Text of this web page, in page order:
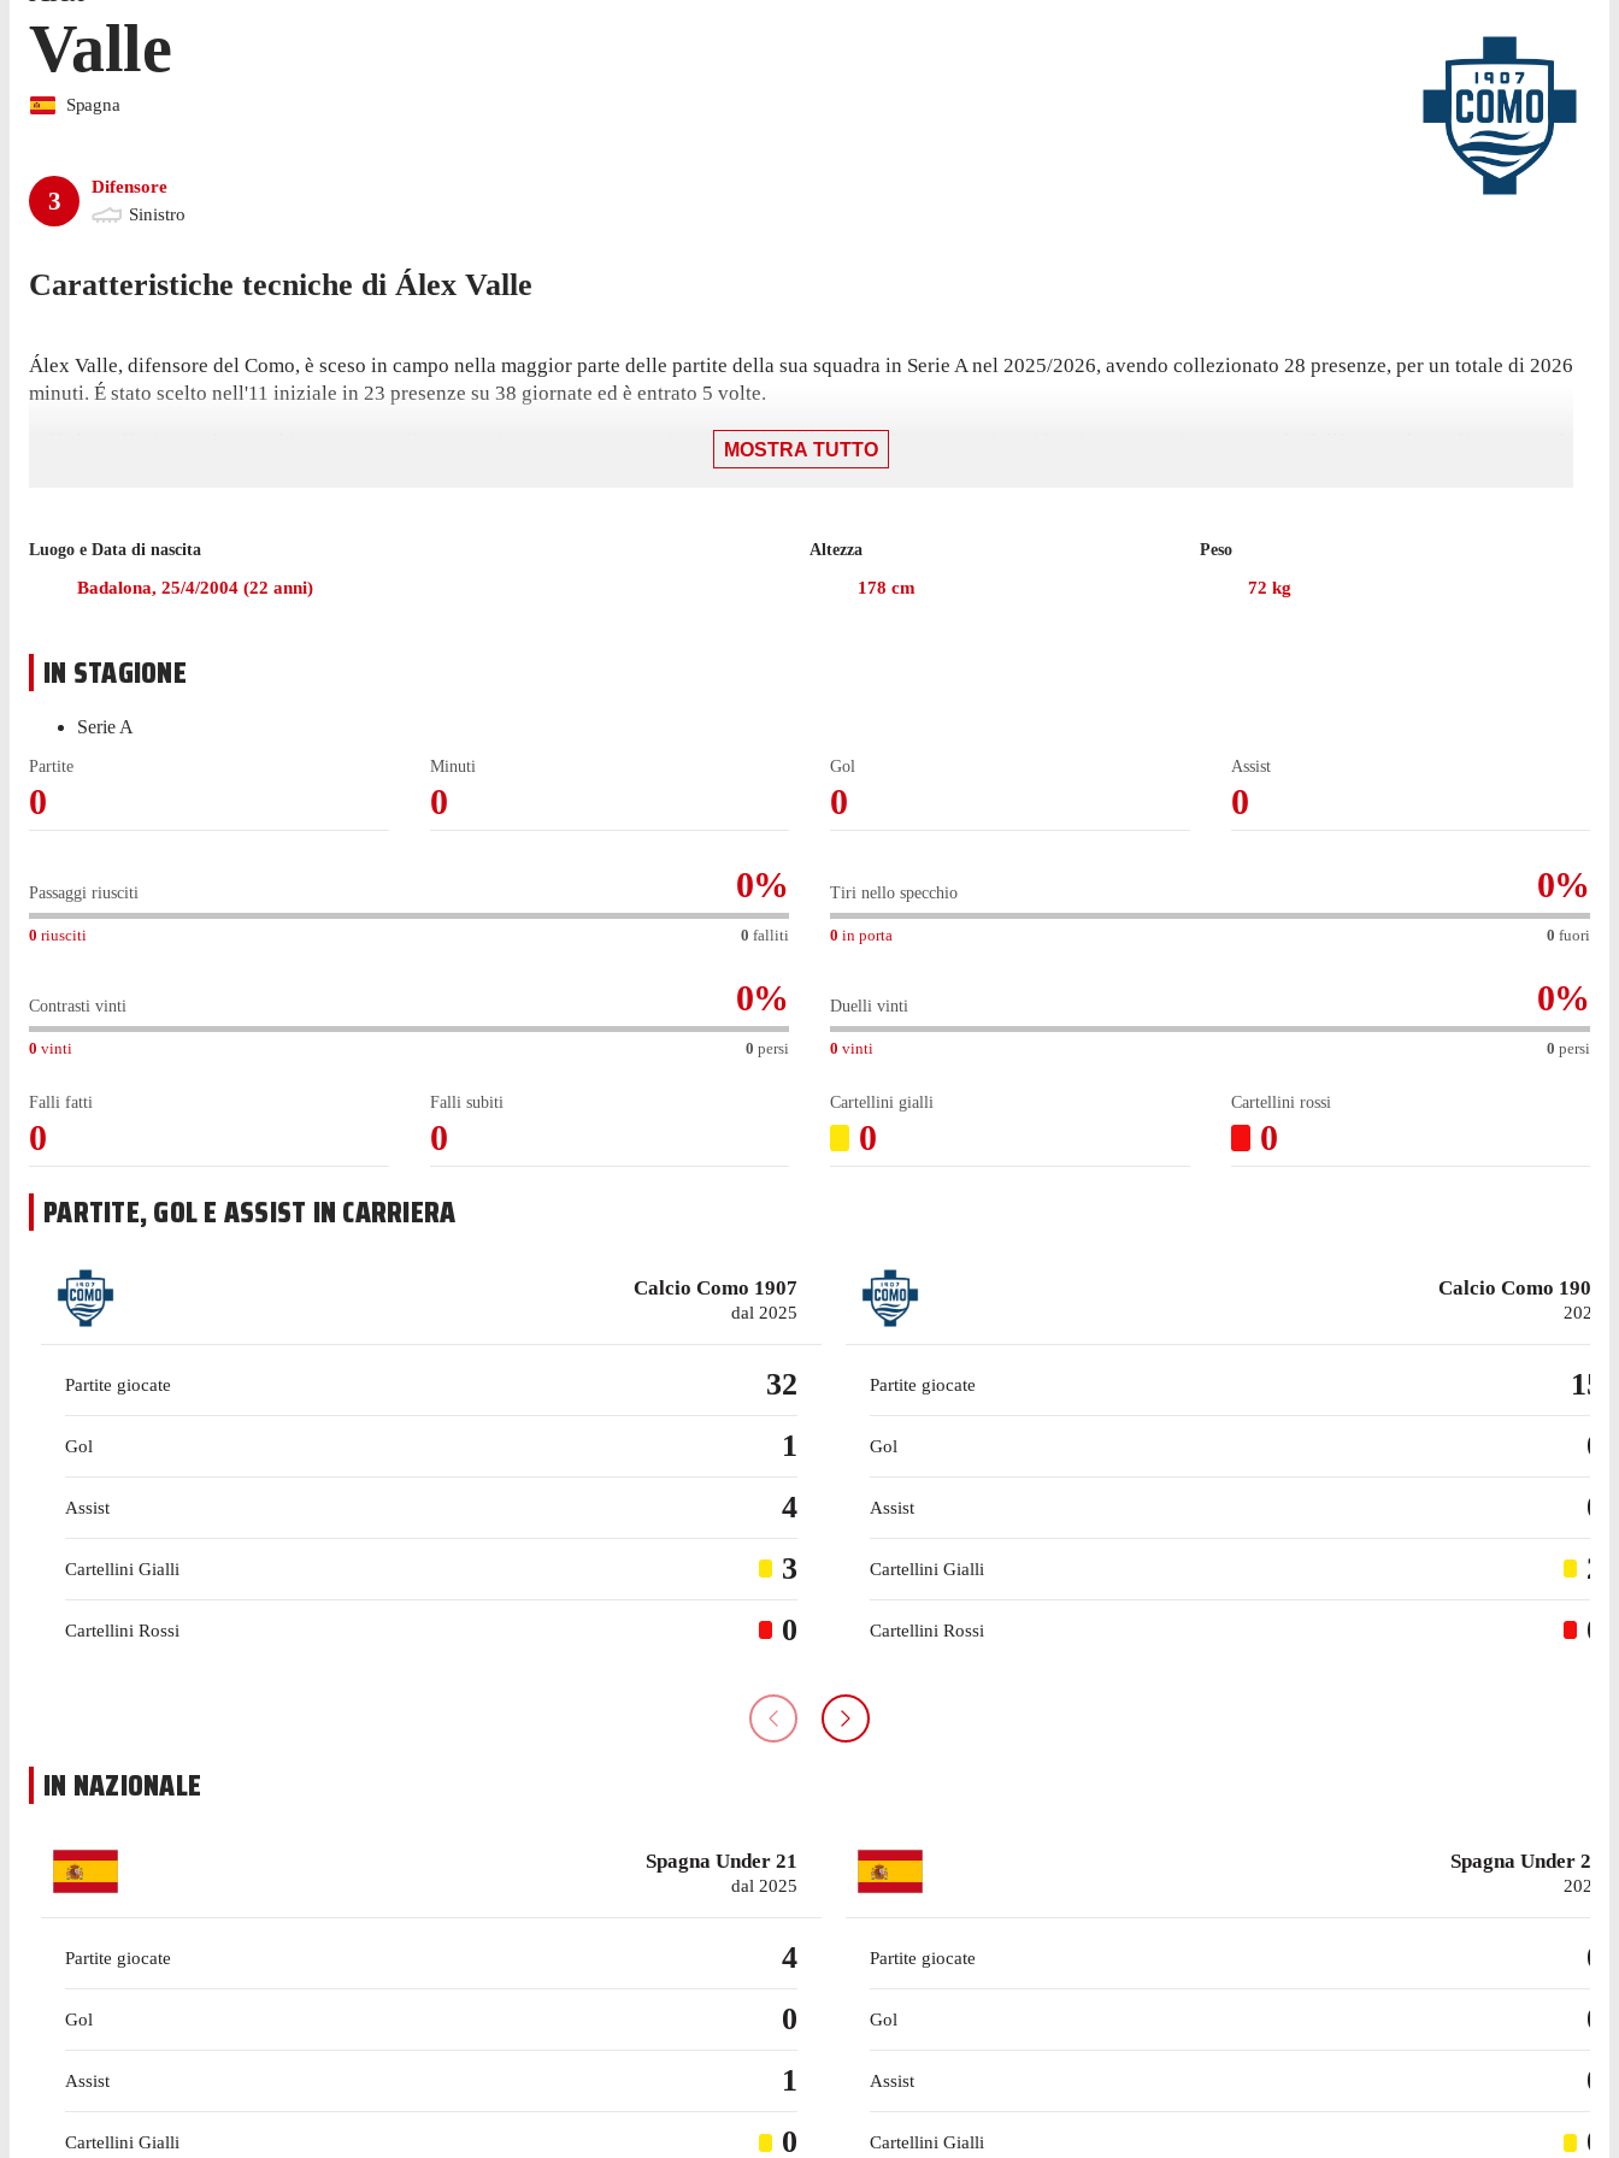
Valle
Spagna
3
Difensore
Sinistro
Caratteristiche tecniche di Álex Valle
Álex Valle, difensore del Como, è sceso in campo nella maggior parte delle partite della sua squadra in Serie A nel 2025/2026, avendo collezionato 28 presenze, per un totale di 2026
minuti. É stato scelto nell'11 iniziale in 23 presenze su 38 giornate ed è entrato 5 volte.
Valle ha collezionato la sua ultima presenza il 10 maggio, con Como: una vittoria per 1-0 contro l'Hellas Verona, in cui ha giocato 36 minuti. In totale il difensore ha realizzato 1 gol
Valle ha giocato 26 partite di Serie A e Premiership nell'ultima stagione con Como (15) e Celtic (11), gare in cui ha fornito 3 assist.
L'1 febbraio 2025 Valle ha debuttato in Serie A, all'età di 20 anni e 282 giorni contro il Bologna. Finora in Serie A, ha giocato 43 partite, con 1 gol e 4 assist.
MOSTRA TUTTO
Luogo e Data di nascita
Badalona, 25/4/2004 (22 anni)
Altezza
178 cm
Peso
72 kg
IN STAGIONE
Serie A
Partite
0
Minuti
0
Gol
0
Assist
0
Passaggi riusciti 0%
0 riusciti 0 falliti
Tiri nello specchio 0%
0 in porta 0 fuori
Contrasti vinti 0%
0 vinti 0 persi
Duelli vinti 0%
0 vinti 0 persi
Falli fatti
0
Falli subiti
0
Cartellini gialli
0
Cartellini rossi
0
PARTITE, GOL E ASSIST IN CARRIERA
Calcio Como 1907
dal 2025
Partite giocate 32
Gol 1
Assist 4
Cartellini Gialli 3
Cartellini Rossi 0
Calcio Como 1907
2025
Partite giocate 15
Gol 0
Assist 0
Cartellini Gialli 2
Cartellini Rossi 0
IN NAZIONALE
Spagna Under 21
dal 2025
Partite giocate 4
Gol 0
Assist 1
Cartellini Gialli 0
Spagna Under 21
2025
Partite giocate 0
Gol 0
Assist 0
Cartellini Gialli 0